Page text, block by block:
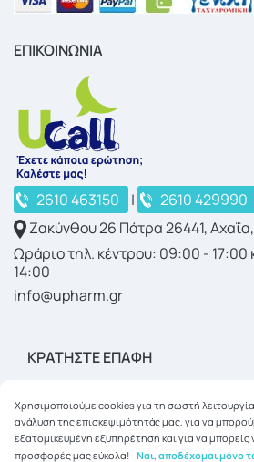
ΕΠΙΚΟΙΝΩΝΙΑ
2610 463150 |
2610 429990
Ζακύνθου 26 Πάτρα 26441,
Ωράριο τηλ. κέντρου: 09:00 - 17:00
14:00
info@upharm.gr
ΚΡΑΤΉΣΤΕ ΕΠΑΦΉ
Χρησιμοποιούμε cookies για τη σωστή
ανάλυση της επισκεψιμότητάς μας, για να
εξατομικευμένη εξυπηρέτηση και για να μπορείς
προσφορές μας εύκολα! Ναι, αποδέχομαι μόνο